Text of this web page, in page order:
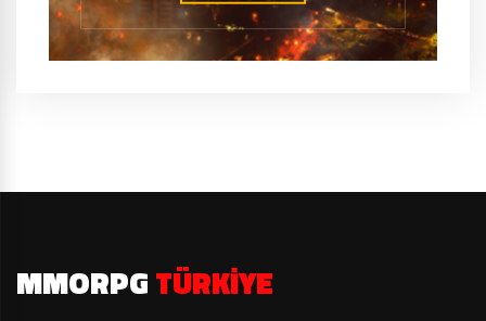
MMORPGTÜRKIYE